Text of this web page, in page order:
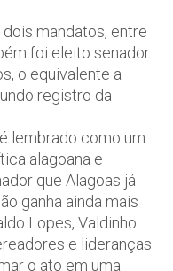
mandatos, entre
foi eleito senador
o equivalente a
registro da
lembrado como um
alagoana e
que Alagoas já
ganha ainda mais
Lopes, Valdinho
e lideranças
o ato em uma